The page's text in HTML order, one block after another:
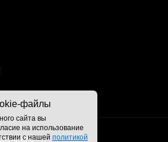
Все
файлы
сайта вы
на использование
с нашей политикой